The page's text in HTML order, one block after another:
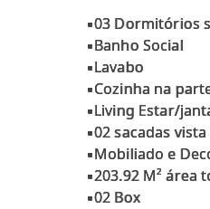
▪️03 Dormitórios
▪️Banho Social
▪️Lavabo
▪️Cozinha na
▪️Living Estar/
▪️02 sacadas
▪️Mobiliado e
▪️203.92 M² área
▪️02 Box